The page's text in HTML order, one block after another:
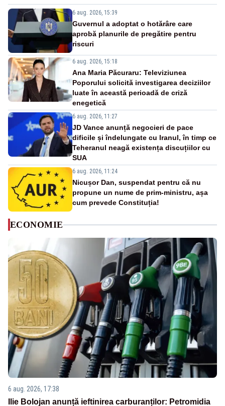
6 aug. 2026, 15:39
Guvernul a adoptat o hotărâre care
aprobă planurile de pregătire pentru
riscuri
6 aug. 2026, 15:18
Ana Maria Păcuraru: Televiziunea
Poporului solicită investigarea deciziilor
luate în această perioadă de criză
enegetică
6 aug. 2026, 11:27
JD Vance anunță negocieri de pace
dificile și îndelungate cu Iranul, în timp ce
Teheranul neagă existența discuțiilor cu
SUA
6 aug. 2026, 11:24
Nicușor Dan, suspendat pentru că nu
propune un nume de prim-ministru, așa
cum prevede Constituția!
ECONOMIE
6 aug. 2026, 17:38
Ilie Bolojan anunță ieftinirea carburanților: Petromidia